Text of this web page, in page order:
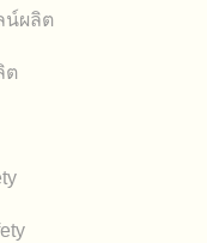
น์ผลิต
ต